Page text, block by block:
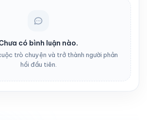
có bình luận nào.
trò chuyện và trở thành người phản
hồi đầu tiên.